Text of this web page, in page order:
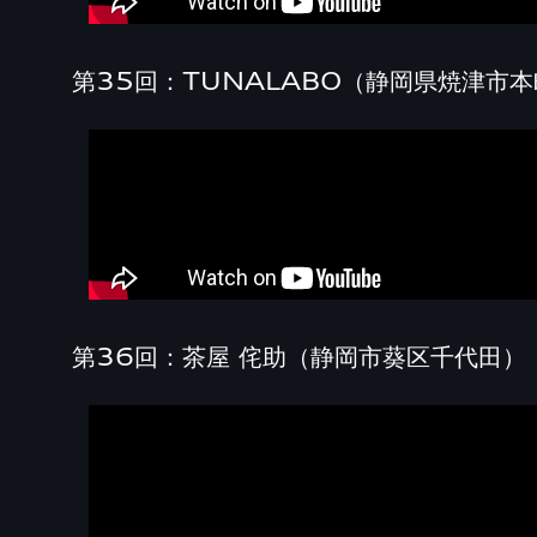
第35回：TUNALABO（静岡県焼津市本
第36回：茶屋 侘助（静岡市葵区千代田）